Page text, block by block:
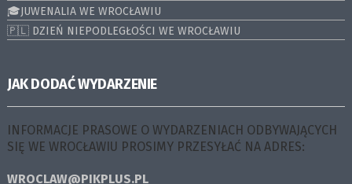
🎓JUWENALIA WE WROCŁAWIU
🇵🇱 DZIEŃ NIEPODLEGŁOŚCI WE WROCŁAWIU
JAK DODAĆ WYDARZENIE
INFORMACJE PRASOWE O WYDARZENIACH ODBYWAJĄCYCH
SIĘ WE WROCŁAWIU PROSIMY PRZESYŁAĆ NA ADRES:
WROCLAW@PIKPLUS.PL